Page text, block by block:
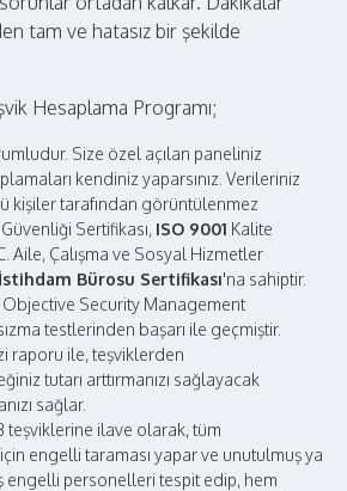
tam ve hatasız bir şekilde
Hesaplama Programı;
Size özel açılan paneliniz
kendiniz yaparsınız. Verileriniz
kişiler tarafından görüntülenmez
Sertifikası, ISO 9001 Kalite
Aile, Çalışma ve Sosyal Hizmetler
Bürosu Sertifikası'na sahiptir.
Security Management
testlerinden başarı ile geçmiştir.
raporu ile, teşviklerden
tutarı arttırmanızı sağlayacak
sağlar.
teşviklerine ilave olarak, tüm
engelli taraması yapar ve unutulmuş ya
engelli personelleri tespit edip, hem